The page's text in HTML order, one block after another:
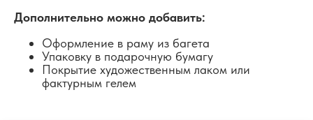
Дополнительно можно добавить:
Оформление в раму из багета
Упаковку в подарочную бумагу
Покрытие художественным лаком или
фактурным гелем